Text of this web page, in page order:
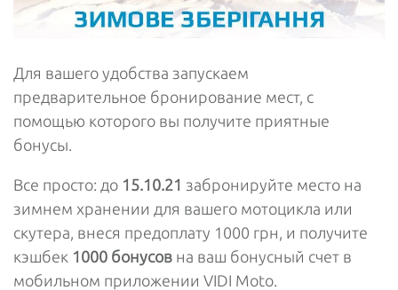
Для вашего удобства запускаем
предварительное бронирование мест, с
помощью которого вы получите приятные
бонусы.
Все просто: до 15.10.21 забронируйте место на
зимнем хранении для вашего мотоцикла или
скутера, внеся предоплату 1000 грн, и получите
кэшбек 1000 бонусов на ваш бонусный счет в
мобильном приложении VIDI Moto.